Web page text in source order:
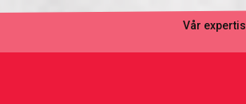
Vår expertis